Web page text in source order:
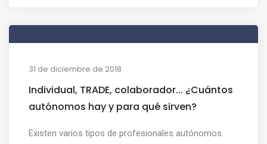
31 de diciembre de 2018
Individual, TRADE, colaborador... ¿Cuántos
autónomos hay y para qué sirven?
Existen varios tipos de profesionales autónomos.